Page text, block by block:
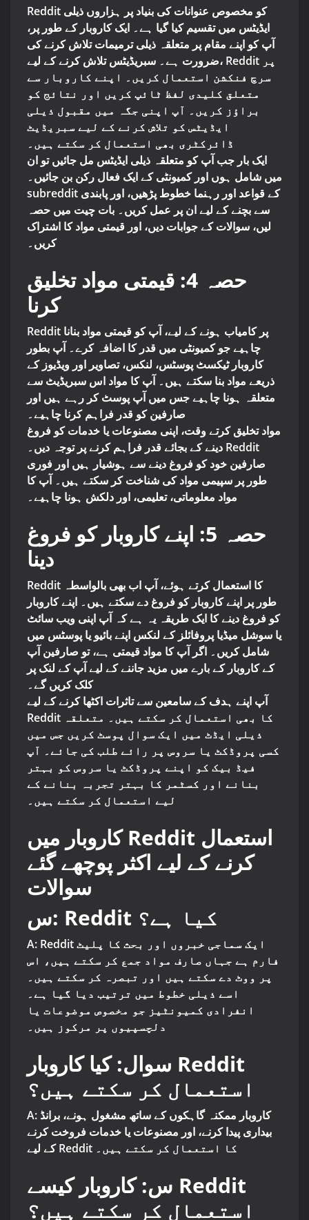
Reddit کو مخصوص عنوانات کی بنیاد پر ہزاروں ذیلی
ایڈیٹس میں تقسیم کیا گیا ہے۔ ایک کاروبار کے طور پر،
آپ کو اپنے مقام پر متعلقہ ذیلی ترمیمات تلاش کرنے کی
ضرورت ہے۔ سبریڈیٹس تلاش کرنے کے لیے، Reddit پر
سرچ فنکشن استعمال کریں۔ اپنے کاروبار سے
متعلق کلیدی لفظ ٹائپ کریں اور نتائج کو
براؤز کریں۔ آپ اپنی جگہ میں مقبول ذیلی
ایڈیٹس کو تلاش کرنے کے لیے سبریڈیٹ
ڈائرکٹری بھی استعمال کر سکتے ہیں۔
ایک بار جب آپ کو متعلقہ ذیلی ایڈیٹس مل جائیں تو ان
میں شامل ہوں اور کمیونٹی کے ایک فعال رکن بن جائیں۔
subreddit کے قواعد اور رہنما خطوط پڑھیں، اور پابندی
سے بچنے کے لیے ان پر عمل کریں۔ بات چیت میں حصہ
لیں، سوالات کے جوابات دیں، اور قیمتی مواد کا اشتراک
کریں۔
حصہ 4: قیمتی مواد تخلیق
کرنا
Reddit پر کامیاب ہونے کے لیے، آپ کو قیمتی مواد بنانا
چاہیے جو کمیونٹی میں قدر کا اضافہ کرے۔ آپ بطور
کاروبار ٹیکسٹ پوسٹس، لنکس، تصاویر اور ویڈیوز کے
ذریعے مواد بنا سکتے ہیں۔ آپ کا مواد اس سبریڈیٹ سے
متعلقہ ہونا چاہیے جس میں آپ پوسٹ کر رہے ہیں اور
صارفین کو قدر فراہم کرنا چاہیے۔
مواد تخلیق کرتے وقت، اپنی مصنوعات یا خدمات کو فروغ
دینے کے بجائے قدر فراہم کرنے پر توجہ دیں۔ Reddit
صارفین خود کو فروغ دینے سے ہوشیار ہیں اور فوری
طور پر سپیمی مواد کی شناخت کر سکتے ہیں۔ آپ کا
مواد معلوماتی، تعلیمی، اور دلکش ہونا چاہیے۔
حصہ 5: اپنے کاروبار کو فروغ
دینا
Reddit کا استعمال کرتے ہوئے، آپ اب بھی بالواسطہ
طور پر اپنے کاروبار کو فروغ دے سکتے ہیں۔ اپنے کاروبار
کو فروغ دینے کا ایک طریقہ یہ ہے کہ آپ اپنی ویب سائٹ
یا سوشل میڈیا پروفائلز کے لنکس اپنے بائیو یا پوسٹس میں
شامل کریں۔ اگر آپ کا مواد قیمتی ہے، تو صارفین آپ
کے کاروبار کے بارے میں مزید جاننے کے لیے آپ کے لنک پر
کلک کریں گے۔
آپ اپنے ہدف کے سامعین سے تاثرات اکٹھا کرنے کے لیے
Reddit کا بھی استعمال کر سکتے ہیں۔ متعلقہ
ذیلی ایڈٹ میں ایک سوال پوسٹ کریں جس میں
کسی پروڈکٹ یا سروس پر رائے طلب کی جائے۔ آپ
فیڈ بیک کو اپنے پروڈکٹ یا سروس کو بہتر
بنانے اور کسٹمر کا بہتر تجربہ بنانے کے
لیے استعمال کر سکتے ہیں۔
کاروبار میں Reddit استعمال
کرنے کے لیے اکثر پوچھے گئے
سوالات
س: Reddit کیا ہے؟
A: Reddit ایک سماجی خبروں اور بحث کا پلیٹ
فارم ہے جہاں صارف مواد جمع کر سکتے ہیں، اس
پر ووٹ دے سکتے ہیں اور تبصرہ کر سکتے ہیں۔
اسے ذیلی خطوط میں ترتیب دیا گیا ہے۔
انفرادی کمیونٹیز جو مخصوص موضوعات یا
دلچسپیوں پر مرکوز ہیں۔
سوال: کیا کاروبار Reddit
استعمال کر سکتے ہیں؟
A: کاروبار ممکنہ گاہکوں کے ساتھ مشغول ہونے، برانڈ
بیداری پیدا کرنے، اور مصنوعات یا خدمات فروخت کرنے
کے لیے Reddit کا استعمال کر سکتے ہیں۔
س: کاروبار کیسے Reddit
استعمال کر سکتے ہیں؟